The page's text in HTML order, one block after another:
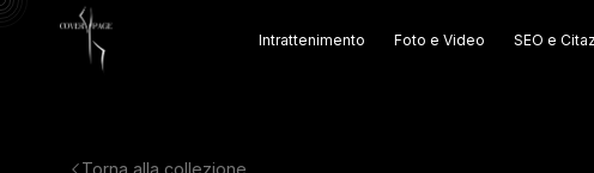
Intrattenimento Foto e Video SEO e